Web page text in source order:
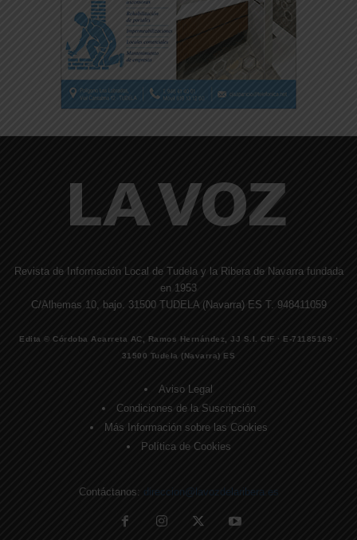
Revista de Información Local de Tudela y la Ribera de Navarra fundada
en 1953
C/Alhemas 10, bajo. 31500 TUDELA (Navarra) ES T. 948411059
Edita © Córdoba Acarreta AC, Ramos Hernández, JJ S.I. CIF · E-71185169 ·
31500 Tudela (Navarra) ES
Aviso Legal
Condiciones de la Suscripción
Más Información sobre las Cookies
Política de Cookies
Contáctanos: direccion@lavozdelaribera.es